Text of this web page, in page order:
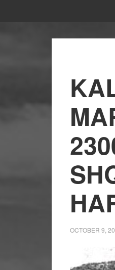
OCTOBER 9,